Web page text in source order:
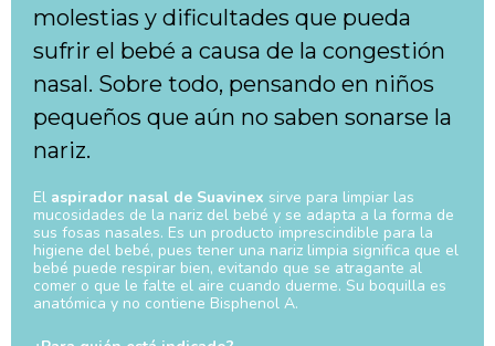
molestias y dificultades que pueda
sufrir el bebé a causa de la congestión
nasal. Sobre todo, pensando en niños
pequeños que aún no saben sonarse la
nariz.
El aspirador nasal de Suavinex sirve para limpiar las
mucosidades de la nariz del bebé y se adapta a la forma de
sus fosas nasales. Es un producto imprescindible para la
higiene del bebé, pues tener una nariz limpia significa que el
bebé puede respirar bien, evitando que se atragante al
comer o que le falte el aire cuando duerme. Su boquilla es
anatómica y no contiene Bisphenol A.